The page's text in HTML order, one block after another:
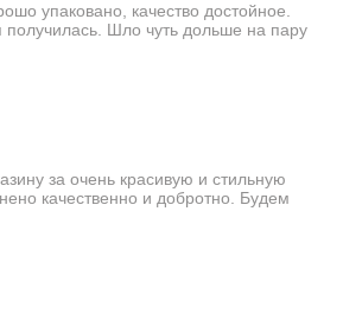
упаковано, качество достойное.
получилась. Шло чуть дольше на пару
за очень красивую и стильную
качественно и добротно. Будем